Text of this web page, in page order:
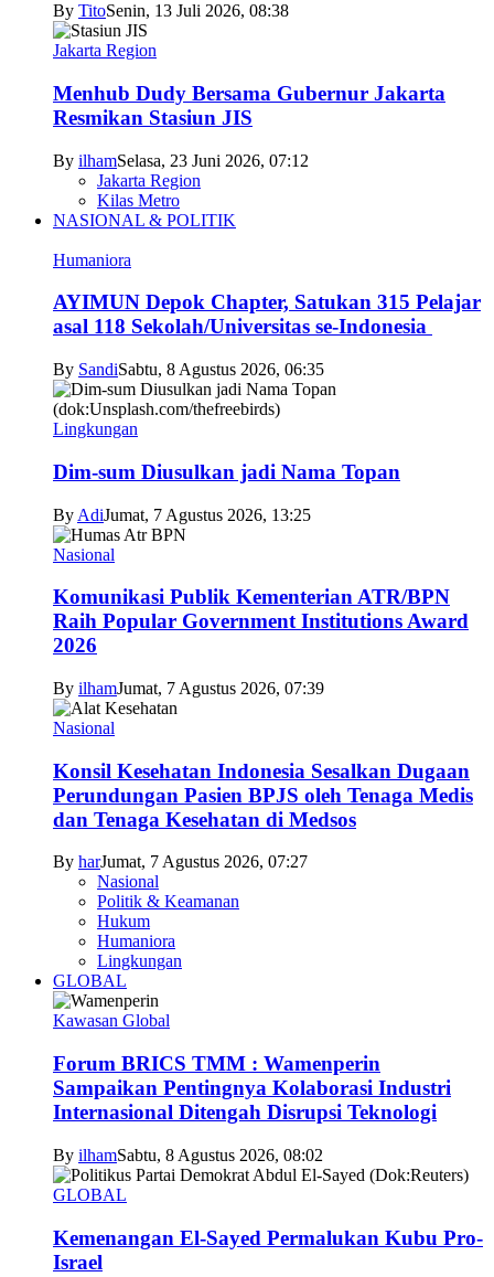
By TitoSenin, 13 Juli 2026, 08:38
Jakarta Region
Menhub Dudy Bersama Gubernur Jakarta
Resmikan Stasiun JIS
By ilhamSelasa, 23 Juni 2026, 07:12
Jakarta Region
Kilas Metro
NASIONAL & POLITIK
Humaniora
AYIMUN Depok Chapter, Satukan 315 Pelajar
asal 118 Sekolah/Universitas se-Indonesia
By SandiSabtu, 8 Agustus 2026, 06:35
Lingkungan
Dim-sum Diusulkan jadi Nama Topan
By AdiJumat, 7 Agustus 2026, 13:25
Nasional
Komunikasi Publik Kementerian ATR/BPN
Raih Popular Government Institutions Award
2026
By ilhamJumat, 7 Agustus 2026, 07:39
Nasional
Konsil Kesehatan Indonesia Sesalkan Dugaan
Perundungan Pasien BPJS oleh Tenaga Medis
dan Tenaga Kesehatan di Medsos
By harJumat, 7 Agustus 2026, 07:27
Nasional
Politik & Keamanan
Hukum
Humaniora
Lingkungan
GLOBAL
Kawasan Global
Forum BRICS TMM : Wamenperin
Sampaikan Pentingnya Kolaborasi Industri
Internasional Ditengah Disrupsi Teknologi
By ilhamSabtu, 8 Agustus 2026, 08:02
GLOBAL
Kemenangan El-Sayed Permalukan Kubu Pro-
Israel